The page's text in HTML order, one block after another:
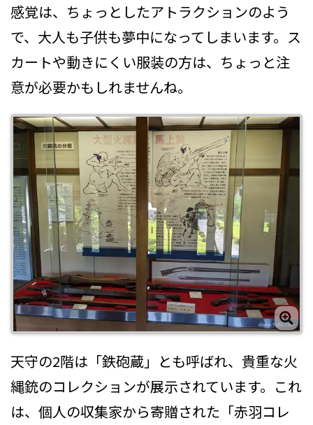
感覚は、ちょっとしたアトラクションのよう
で、大人も子供も夢中になってしまいます。ス
カートや動きにくい服装の方は、ちょっと注
意が必要かもしれませんね。
天守の2階は「鉄砲蔵」とも呼ばれ、貴重な火
縄銃のコレクションが展示されています。これ
は、個人の収集家から寄贈された「赤羽コレ